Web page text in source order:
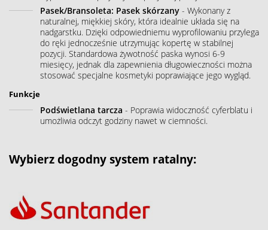
Pasek/Bransoleta: Pasek skórzany - Wykonany z
naturalnej, miękkiej skóry, która idealnie układa się na
nadgarstku. Dzięki odpowiedniemu wyprofilowaniu przylega
do ręki jednocześnie utrzymując kopertę w stabilnej
pozycji. Standardowa żywotność paska wynosi 6-9
miesięcy, jednak dla zapewnienia długowieczności można
stosować specjalne kosmetyki poprawiające jego wygląd.
Funkcje
Podświetlana tarcza - Poprawia widoczność cyferblatu i
umożliwia odczyt godziny nawet w ciemności.
Wybierz dogodny system ratalny: